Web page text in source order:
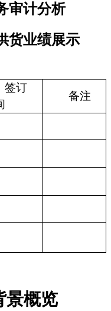
审计分析
货业绩展示
签订
备注
景概览